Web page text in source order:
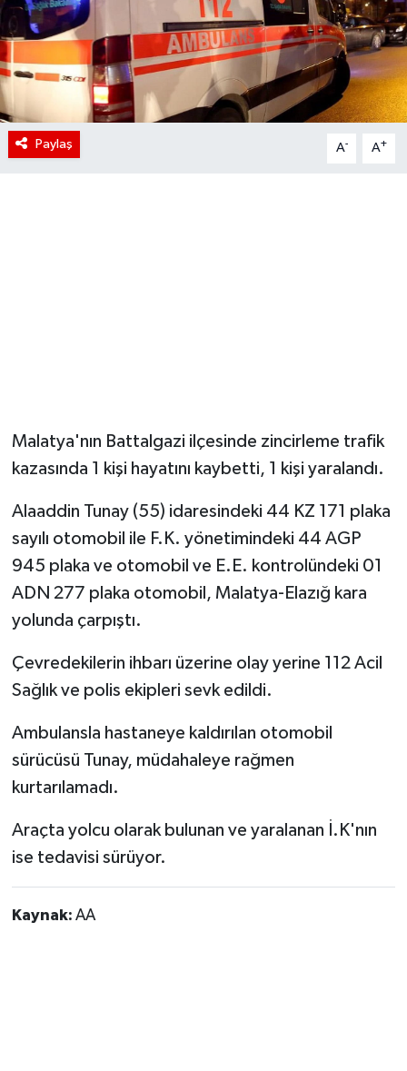
Paylaş A- A+
Malatya'nın Battalgazi ilçesinde zincirleme trafik
kazasında 1 kişi hayatını kaybetti, 1 kişi yaralandı.
Alaaddin Tunay (55) idaresindeki 44 KZ 171 plaka
sayılı otomobil ile F.K. yönetimindeki 44 AGP
945 plaka ve otomobil ve E.E. kontrolündeki 01
ADN 277 plaka otomobil, Malatya-Elazığ kara
yolunda çarpıştı.
Çevredekilerin ihbarı üzerine olay yerine 112 Acil
Sağlık ve polis ekipleri sevk edildi.
Ambulansla hastaneye kaldırılan otomobil
sürücüsü Tunay, müdahaleye rağmen
kurtarılamadı.
Araçta yolcu olarak bulunan ve yaralanan İ.K'nın
ise tedavisi sürüyor.
Kaynak: AA